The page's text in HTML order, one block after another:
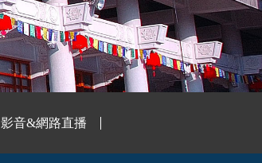
影音&網路直播